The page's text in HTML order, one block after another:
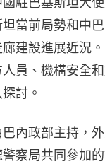
當前局勢和中
建設進展近況
員、機構安全
討。
內政部主持，
察局共同參加